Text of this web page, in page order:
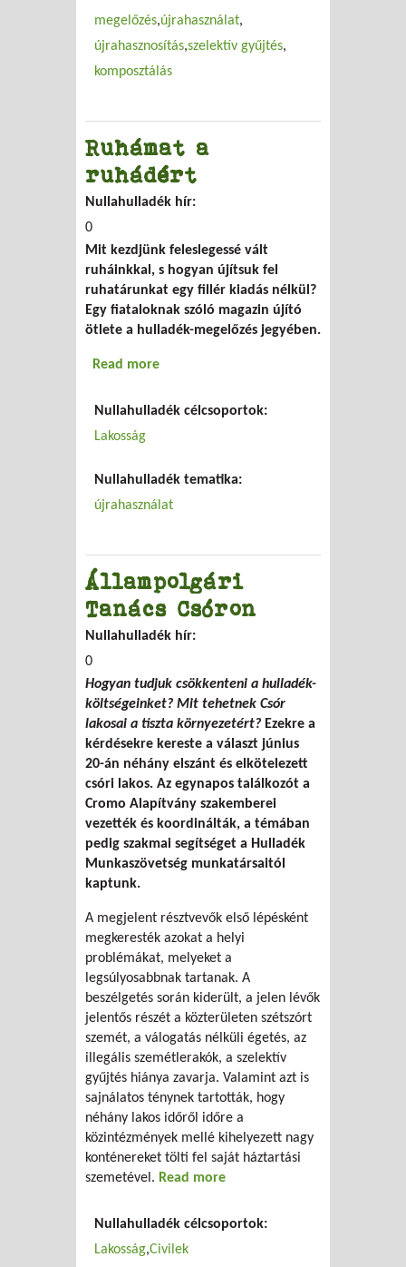
megelőzés újrahasználat
újrahasznosítás szelektív gyűjtés
komposztálás
Ruhámat a
ruhádért
Nullahulladék hír:
0
Mit kezdjünk feleslegessé vált
ruháinkkal, s hogyan újítsuk fel
ruhatárunkat egy fillér kiadás nélkül?
Egy fiataloknak szóló magazin újító
ötlete a hulladék-megelőzés jegyében.
Read more
Nullahulladék célcsoportok:
Lakosság
Nullahulladék tematika:
újrahasználat
Állampolgári
Tanács Csóron
Nullahulladék hír:
0
Hogyan tudjuk csökkenteni a hulladék-
költségeinket? Mit tehetnek Csór
lakosai a tiszta környezetért? Ezekre a
kérdésekre kereste a választ június
20-án néhány elszánt és elkötelezett
csóri lakos. Az egynapos találkozót a
Cromo Alapítvány szakemberei
vezették és koordinálták, a témában
pedig szakmai segítséget a Hulladék
Munkaszövetség munkatársaitól
kaptunk.
A megjelent résztvevők első lépésként
megkeresték azokat a helyi
problémákat, melyeket a
legsúlyosabbnak tartanak. A
beszélgetés során kiderült, a jelen lévők
jelentős részét a közterületen szétszórt
szemét, a válogatás nélküli égetés, az
illegális szemétlerakók, a szelektív
gyűjtés hiánya zavarja. Valamint azt is
sajnálatos ténynek tartották, hogy
néhány lakos időről időre a
közintézmények mellé kihelyezett nagy
konténereket tölti fel saját háztartási
szemetével. Read more
Nullahulladék célcsoportok:
Lakosság Civilek